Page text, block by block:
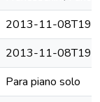
2013-11-
2013-11-
Para piano solo